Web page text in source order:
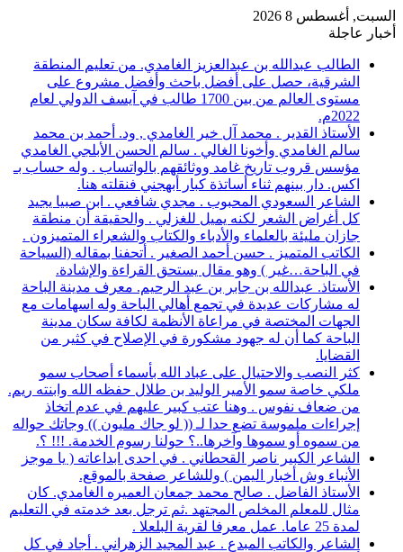
السبت, أغسطس 8 2026
أخبار عاجلة
الطالب عبدالله بن عبدالعزيز الغامدي. من تعليم المنطقة
الشرقية، حصل على أفضل باحث وأفضل مشروع على
مستوى العالم من بين 1700 طالب في آيسف الدولي لعام
2022م.
الأستاذ القدير . محمد آل خير الغامدي , ود. أحمد بن محمد
سالم الغامدي وأخونا الغالي . سالم الحسن الأبلجي الغامدي
مؤسس قروب تاريخ غامد ووثائقهم بالواتساب . وله حساب بـ
اكس. دار بينهم ثناء أساتذة كبار أبهجني فنقلته هنا.
الشاعر السعودي المحبوب . مجدي شافعي . ابن صبيا يجيد
كل أغراض الشعر لكنه يميل للغزلي . والحقيقة أن منطقة
جازان مليئة بالعلماء والأدباء والكتاب والشعراء المتميزون .
الكاتب المتميز . حسن أحمد الصغير . أتحفنا بمقاله (السياحة
في الباحة…غير ) وهو مقال يستحق القراءة والإشادة.
الأستاذ. عبدالله بن جابر بن عبد الرحيم. معرف مدينة الباحة
له مشاركات عديدة في تجمع أهالي الباحة وله اسهامات مع
الجهات المختصة في مراعاة الأنظمة لكافة سكان مدينة
الباحة كما أن له جهود مشكورة في الإصلاح في كثير من
القضايا.
كثر النصب والاحتيال على عباد الله بأسماء أصحاب سمو
ملكي خاصة سمو الأمير الوليد بن طلال حفظه الله وابنته ريم.
من ضعاف نفوس . وهنا عتب كبير عليهم في عدم اتخاذ
إجراءات ملموسة تضع حدا لـ (( لو جاك مليون )) وجاتك حواله
من سموه أو سموها وآخرها..؟ حولنا رسوم الخدمة. !!! ؟.
الشاعر الكبير ناصر القحطاني . في احدى ابداعاته ( يا موجز
الأنباء وش أخبار اليمن ) وللشاعر صفحة بالموقع.
الأستاذ الفاضل . صالح محمد جمعان العميره الغامدي. كان
مثال للمعلم المخلص المجتهد .ثم ترجل بعد خدمته في التعليم
لمدة 25 عاما. عمل معرفا لقرية البلعلا .
الشاعر والكاتب المبدع . عبد المجيد الزهراني . أجاد في كل